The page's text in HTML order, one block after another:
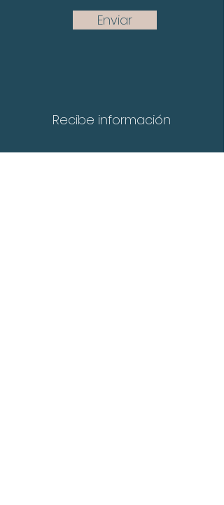
Enviar
Recibe información
Nombre completo